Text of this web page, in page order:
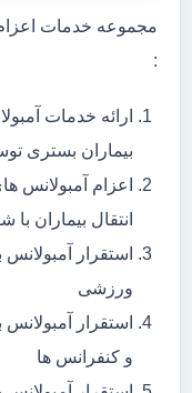
مجموعه خدمات اعزام
:
ارائه خدمات
بیماران بستری
انتقال بیماران
استقرار
ورزشی
استقرار
و کنفرانس ها